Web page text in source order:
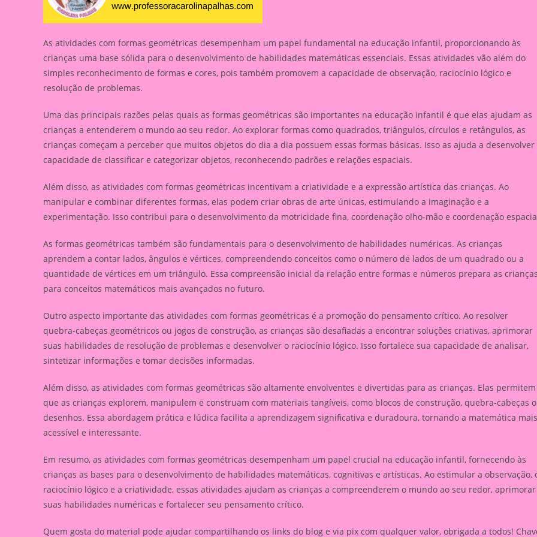
As atividades com formas geométricas desempenham um papel fundamental na educação infantil, proporcionando às
crianças uma base sólida para o desenvolvimento de habilidades matemáticas essenciais. Essas atividades vão além do
simples reconhecimento de formas e cores, pois também promovem a capacidade de observação, raciocínio lógico e
resolução de problemas.
Uma das principais razões pelas quais as formas geométricas são importantes na educação infantil é que elas ajudam as
crianças a entenderem o mundo ao seu redor. Ao explorar formas como quadrados, triângulos, círculos e retângulos, as
crianças começam a perceber que muitos objetos do dia a dia possuem essas formas básicas. Isso as ajuda a desenvolver
capacidade de classificar e categorizar objetos, reconhecendo padrões e relações espaciais.
Além disso, as atividades com formas geométricas incentivam a criatividade e a expressão artística das crianças. Ao
manipular e combinar diferentes formas, elas podem criar obras de arte únicas, estimulando a imaginação e a
experimentação. Isso contribui para o desenvolvimento da motricidade fina, coordenação olho-mão e coordenação
As formas geométricas também são fundamentais para o desenvolvimento de habilidades numéricas. As crianças
aprendem a contar lados, ângulos e vértices, compreendendo conceitos como o número de lados de um quadrado ou a
quantidade de vértices em um triângulo. Essa compreensão inicial da relação entre formas e números prepara as
para conceitos matemáticos mais avançados no futuro.
Outro aspecto importante das atividades com formas geométricas é a promoção do pensamento crítico. Ao resolver
quebra-cabeças geométricos ou jogos de construção, as crianças são desafiadas a encontrar soluções criativas, aprimorar
suas habilidades de resolução de problemas e desenvolver o raciocínio lógico. Isso fortalece sua capacidade de analisar,
sintetizar informações e tomar decisões informadas.
Além disso, as atividades com formas geométricas são altamente envolventes e divertidas para as crianças. Elas permitem
que as crianças explorem, manipulem e construam com materiais tangíveis, como blocos de construção, quebra-cabeças
desenhos. Essa abordagem prática e lúdica facilita a aprendizagem significativa e duradoura, tornando a matemática mais
acessível e interessante.
Em resumo, as atividades com formas geométricas desempenham um papel crucial na educação infantil, fornecendo às
crianças as bases para o desenvolvimento de habilidades matemáticas, cognitivas e artísticas. Ao estimular a observação,
raciocínio lógico e a criatividade, essas atividades ajudam as crianças a compreenderem o mundo ao seu redor, aprimorar
suas habilidades numéricas e fortalecer seu pensamento crítico.
Quem gosta do material pode ajudar compartilhando os links do blog e via pix com qualquer valor, obrigada a todos!